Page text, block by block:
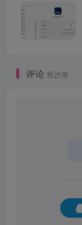
评论 抢沙发